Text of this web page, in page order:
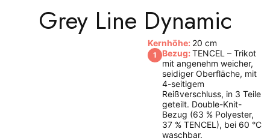
Grey Line Dynamic
Kernhöhe: 20 cm
1 Bezug:TENCEL – Trikot
mit angenehm weicher,
seidiger Oberfläche, mit
4-seitigem
Reißverschluss, in 3 Teile
geteilt. Double-Knit-
Bezug (63 % Polyester,
37 % TENCEL), bei 60 °C
waschbar.